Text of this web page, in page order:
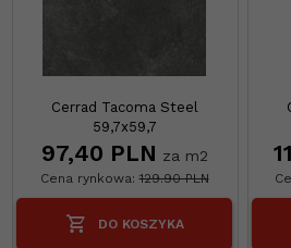
Cerrad Tacoma Steel
59,7x59,7
97,40 PLN za m2
Cena rynkowa:129.90 PLN
DO KOSZYKA